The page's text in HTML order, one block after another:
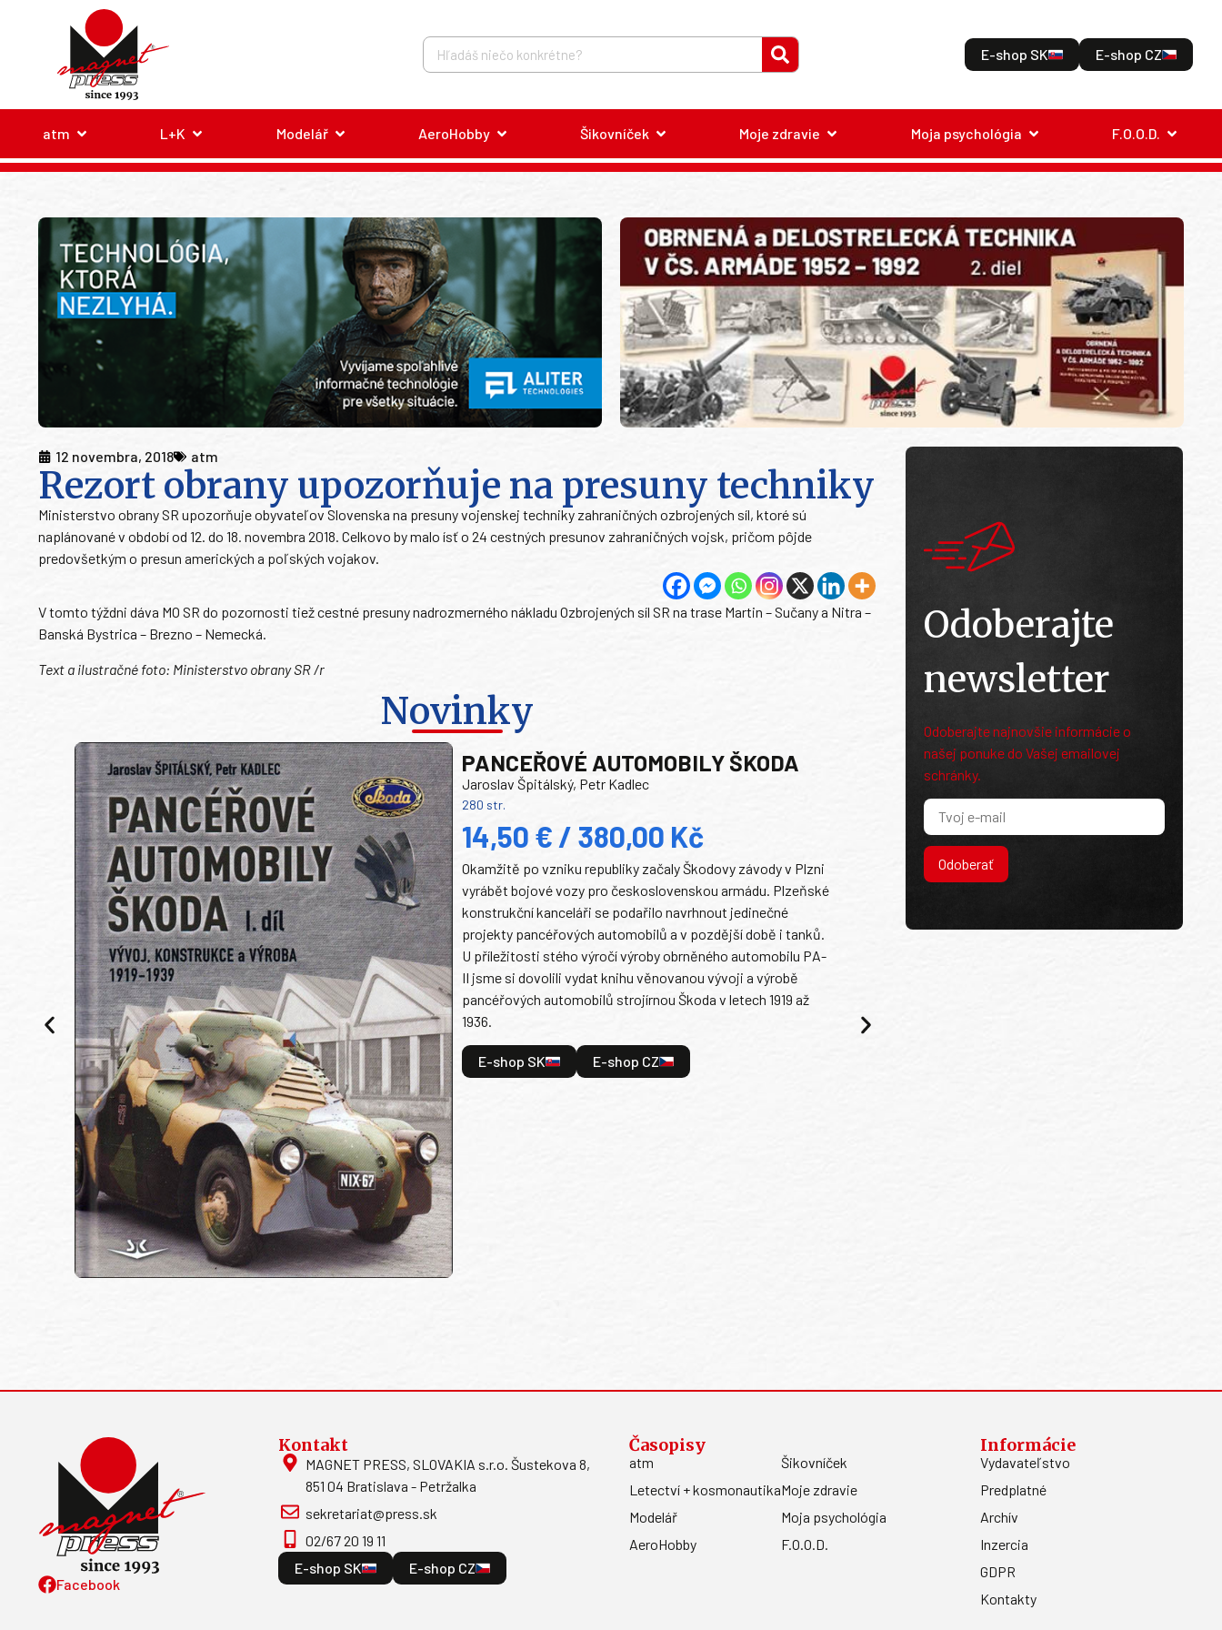
E-shop SK E-shop CZ
atm L+K Modelář AeroHobby Šikovníček Moje zdravie Moja psychológia F.O.O.D.
12 novembra, 2018 atm
Rezort obrany upozorňuje na presuny techniky
Ministerstvo obrany SR upozorňuje obyvateľov Slovenska na presuny vojenskej techniky zahraničných ozbrojených síl, ktoré sú
naplánované v období od 12. do 18. novembra 2018. Celkovo by malo ísť o 24 cestných presunov zahraničných vojsk, pričom pôjde
predovšetkým o presun amerických a poľských vojakov.
V tomto týždni dáva MO SR do pozornosti tiež cestné presuny nadrozmerného nákladu Ozbrojených síl SR na trase Martin – Sučany a Nitra –
Banská Bystrica – Brezno – Nemecká.
Text a ilustračné foto: Ministerstvo obrany SR /r
Novinky
PANCEŘOVÉ AUTOMOBILY ŠKODA
Jaroslav Špitálský, Petr Kadlec
280 str.
14,50 € / 380,00 Kč
Okamžitě po vzniku republiky začaly Škodovy závody v Plzni
vyrábět bojové vozy pro československou armádu. Plzeňské
konstrukční kanceláři se podařilo navrhnout jedinečné
projekty pancéřových automobilů a v pozdější době i tanků.
U příležitosti stého výročí výroby obrněného automobilu PA-
II jsme si dovolili vydat knihu věnovanou vývoji a výrobě
pancéřových automobilů strojírnou Škoda v letech 1919 až
1936.
E-shop SK E-shop CZ
Odoberajte
newsletter
Odoberajte najnovšie informácie o
našej ponuke do Vašej emailovej
schránky.
Odoberať
Facebook
Kontakt
MAGNET PRESS, SLOVAKIA s.r.o. Šustekova 8,
851 04 Bratislava - Petržalka
sekretariat@press.sk
02/67 20 19 11
E-shop SK
E-shop CZ
Časopisy
atm
Letectví + kosmonautika
Modelář
AeroHobby
Šikovníček
Moje zdravie
Moja psychológia
F.O.O.D.
Informácie
Vydavateľstvo
Predplatné
Archív
Inzercia
GDPR
Kontakty